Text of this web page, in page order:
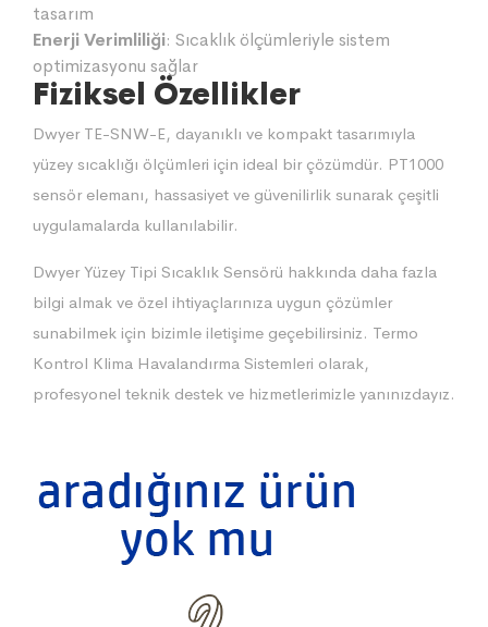
tasarım
Enerji Verimliliği: Sıcaklık ölçümleriyle sistem
optimizasyonu sağlar
Fiziksel Özellikler
Dwyer TE-SNW-E, dayanıklı ve kompakt tasarımıyla
yüzey sıcaklığı ölçümleri için ideal bir çözümdür. PT1000
sensör elemanı, hassasiyet ve güvenilirlik sunarak çeşitli
uygulamalarda kullanılabilir.
Dwyer Yüzey Tipi Sıcaklık Sensörü hakkında daha fazla
bilgi almak ve özel ihtiyaçlarınıza uygun çözümler
sunabilmek için bizimle iletişime geçebilirsiniz. Termo
Kontrol Klima Havalandırma Sistemleri olarak,
profesyonel teknik destek ve hizmetlerimizle yanınızdayız.